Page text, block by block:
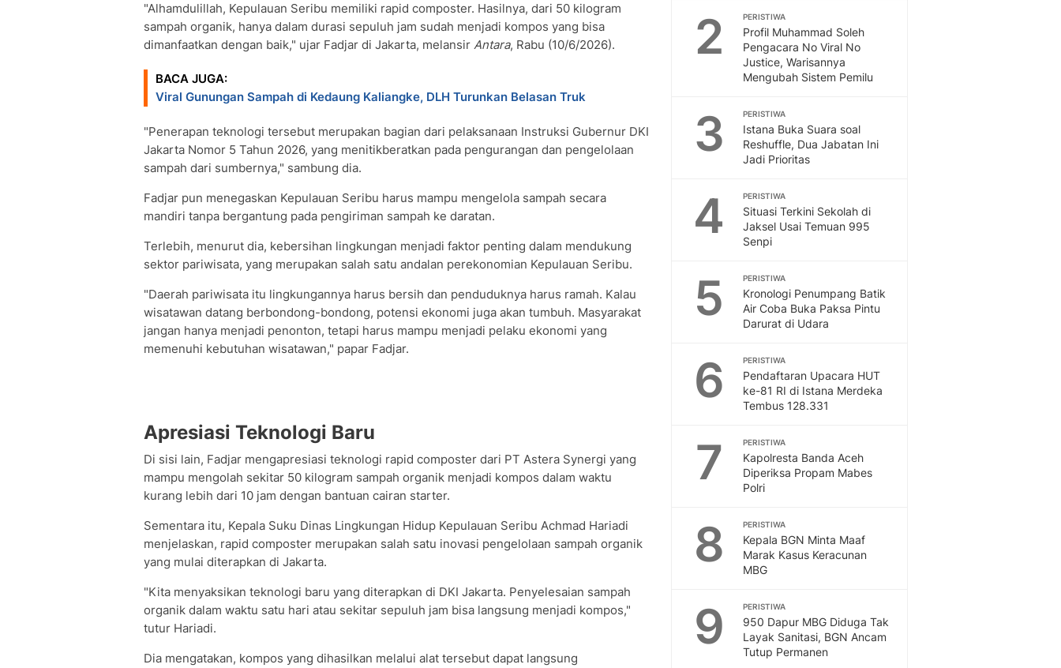
"Alhamdulillah, Kepulauan Seribu memiliki rapid composter. Hasilnya, dari 50 kilogram
sampah organik, hanya dalam durasi sepuluh jam sudah menjadi kompos yang bisa
dimanfaatkan dengan baik," ujar Fadjar di Jakarta, melansir Antara, Rabu (10/6/2026).
BACA JUGA:
Viral Gunungan Sampah di Kedaung Kaliangke, DLH Turunkan Belasan Truk
"Penerapan teknologi tersebut merupakan bagian dari pelaksanaan Instruksi Gubernur DKI
Jakarta Nomor 5 Tahun 2026, yang menitikberatkan pada pengurangan dan pengelolaan
sampah dari sumbernya," sambung dia.
Fadjar pun menegaskan Kepulauan Seribu harus mampu mengelola sampah secara
mandiri tanpa bergantung pada pengiriman sampah ke daratan.
Terlebih, menurut dia, kebersihan lingkungan menjadi faktor penting dalam mendukung
sektor pariwisata, yang merupakan salah satu andalan perekonomian Kepulauan Seribu.
"Daerah pariwisata itu lingkungannya harus bersih dan penduduknya harus ramah. Kalau
wisatawan datang berbondong-bondong, potensi ekonomi juga akan tumbuh. Masyarakat
jangan hanya menjadi penonton, tetapi harus mampu menjadi pelaku ekonomi yang
memenuhi kebutuhan wisatawan," papar Fadjar.
Apresiasi Teknologi Baru
Di sisi lain, Fadjar mengapresiasi teknologi rapid composter dari PT Astera Synergi yang
mampu mengolah sekitar 50 kilogram sampah organik menjadi kompos dalam waktu
kurang lebih dari 10 jam dengan bantuan cairan starter.
Sementara itu, Kepala Suku Dinas Lingkungan Hidup Kepulauan Seribu Achmad Hariadi
menjelaskan, rapid composter merupakan salah satu inovasi pengelolaan sampah organik
yang mulai diterapkan di Jakarta.
"Kita menyaksikan teknologi baru yang diterapkan di DKI Jakarta. Penyelesaian sampah
organik dalam waktu satu hari atau sekitar sepuluh jam bisa langsung menjadi kompos,"
tutur Hariadi.
Dia mengatakan, kompos yang dihasilkan melalui alat tersebut dapat langsung
2 PERISTIWA
Profil Muhammad Soleh
Pengacara No Viral No
Justice, Warisannya
Mengubah Sistem Pemilu
3 PERISTIWA
Istana Buka Suara soal
Reshuffle, Dua Jabatan Ini
Jadi Prioritas
4 PERISTIWA
Situasi Terkini Sekolah di
Jaksel Usai Temuan 995
Senpi
5 PERISTIWA
Kronologi Penumpang Batik
Air Coba Buka Paksa Pintu
Darurat di Udara
6 PERISTIWA
Pendaftaran Upacara HUT
ke-81 RI di Istana Merdeka
Tembus 128.331
7 PERISTIWA
Kapolresta Banda Aceh
Diperiksa Propam Mabes
Polri
8 PERISTIWA
Kepala BGN Minta Maaf
Marak Kasus Keracunan
MBG
9 PERISTIWA
950 Dapur MBG Diduga Tak
Layak Sanitasi, BGN Ancam
Tutup Permanen